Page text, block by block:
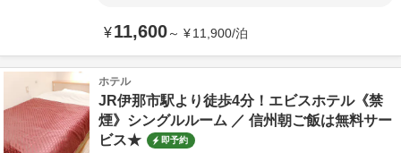
¥11,600～ ¥11,900/泊
ホテル
JR伊那市駅より徒歩4分！エビスホテル《禁
煙》シングルルーム ／ 信州朝ご飯は無料サー
ビス★
即予約